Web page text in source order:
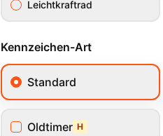
Leichtkraftrad
Kennzeichen-Art
Standard
Oldtimer H